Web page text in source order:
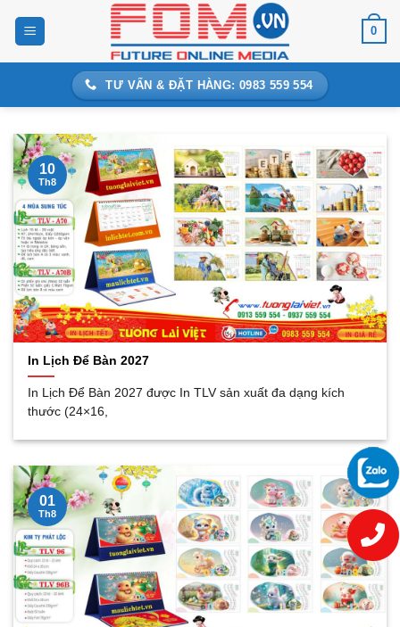
0
TƯ VẤN & ĐẶT HÀNG: 0983 559 554
In Lịch Để Bàn 2027
In Lịch Để Bàn 2027 được In TLV sản xuất đa dạng kích
thước (24×16,
10
Th8
01
Th8